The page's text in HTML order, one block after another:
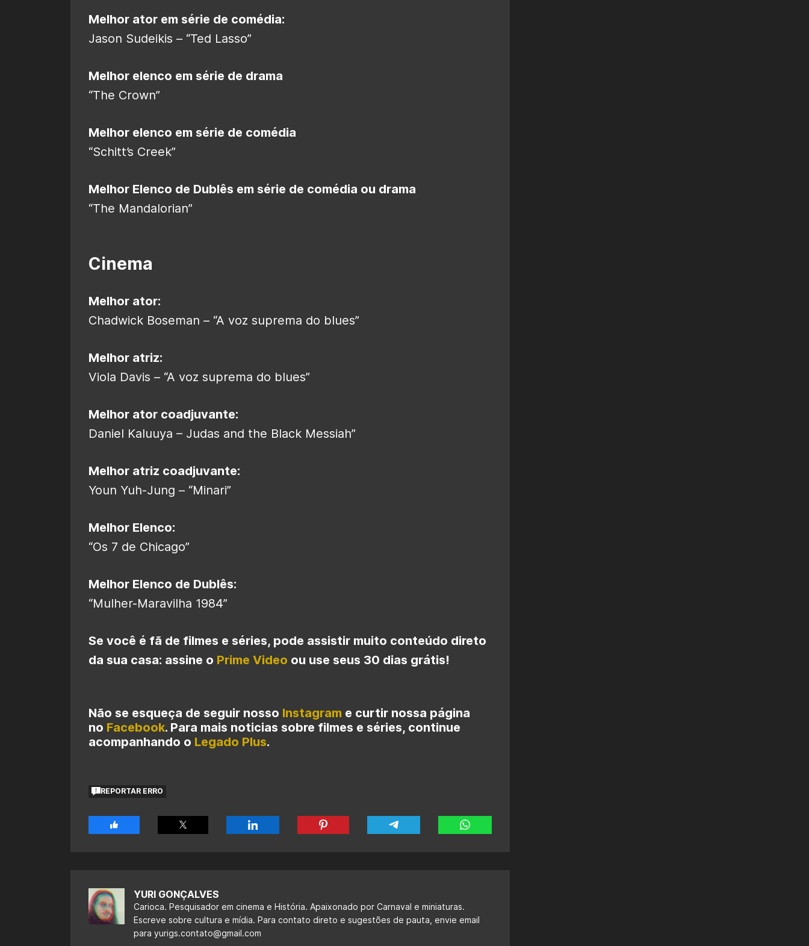
Melhor ator em série de comédia:
Jason Sudeikis – “Ted Lasso”
Melhor elenco em série de drama
“The Crown”
Melhor elenco em série de comédia
“Schitt’s Creek”
Melhor Elenco de Dublês em série de comédia ou drama
“The Mandalorian”
Cinema
Melhor ator:
Chadwick Boseman – “A voz suprema do blues”
Melhor atriz:
Viola Davis – “A voz suprema do blues”
Melhor ator coadjuvante:
Daniel Kaluuya – Judas and the Black Messiah”
Melhor atriz coadjuvante:
Youn Yuh-Jung – “Minari”
Melhor Elenco:
“Os 7 de Chicago”
Melhor Elenco de Dublês:
“Mulher-Maravilha 1984”
Se você é fã de filmes e séries, pode assistir muito conteúdo direto
da sua casa: assine o Prime Video ou use seus 30 dias grátis!
Não se esqueça de seguir nosso Instagram e curtir nossa página
no Facebook. Para mais noticias sobre filmes e séries, continue
acompanhando o Legado Plus.
REPORTAR ERRO
YURI GONÇALVES
Carioca. Pesquisador em cinema e História. Apaixonado por Carnaval e miniaturas.
Escreve sobre cultura e mídia. Para contato direto e sugestões de pauta, envie email
para yurigs.contato@gmail.com